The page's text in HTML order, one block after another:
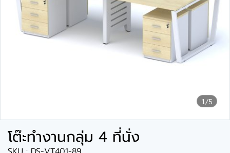
1/5
โต๊ะทำงานกลุ่ม 4 ที่นั่ง